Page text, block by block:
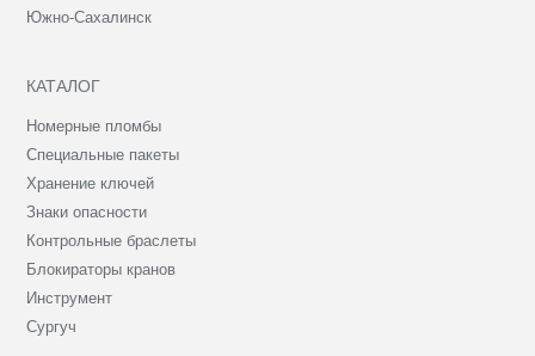
Южно-Сахалинск
КАТАЛОГ
Номерные пломбы
Специальные пакеты
Хранение ключей
Знаки опасности
Контрольные браслеты
Блокираторы кранов
Инструмент
Сургуч